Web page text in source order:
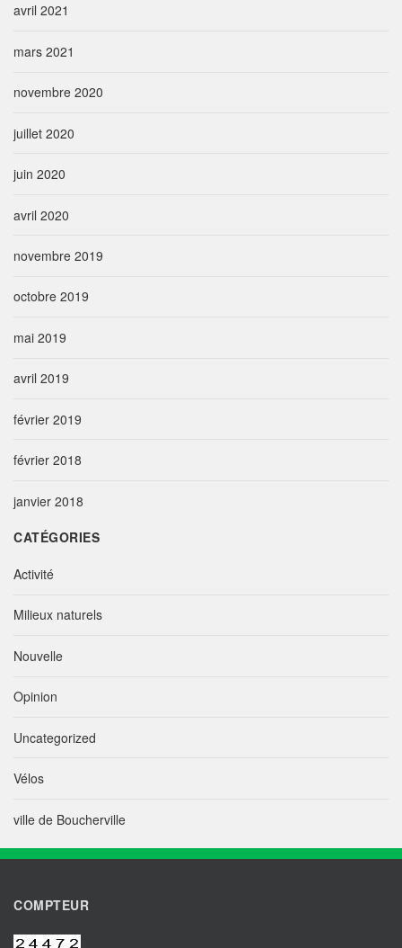
avril 2021
mars 2021
novembre 2020
juillet 2020
juin 2020
avril 2020
novembre 2019
octobre 2019
mai 2019
avril 2019
février 2019
février 2018
janvier 2018
CATÉGORIES
Activité
Milieux naturels
Nouvelle
Opinion
Uncategorized
Vélos
ville de Boucherville
COMPTEUR